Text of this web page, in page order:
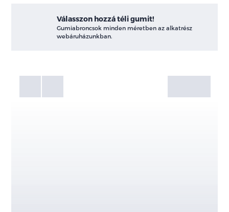
Válasszon hozzá téli gumit!
Gumiabroncsok minden méretben az alkatrész
webáruházunkban.
Galéria